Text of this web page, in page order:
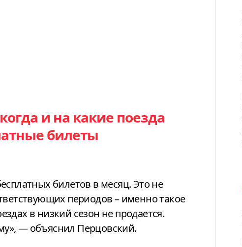
и на какие поезда
билеты
билетов в месяц. Это не
периодов – именно такое
в низкий сезон не продается.
— объяснил Перцовский.